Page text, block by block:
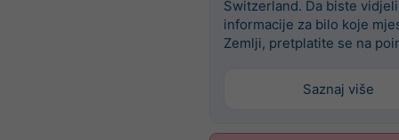
Switzerland. Da biste
informacije za bilo koje
Zemlji, pretplatite se na
Saznaj više